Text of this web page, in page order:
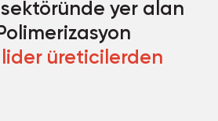
sektöründe yer alan
lider üreticilerden